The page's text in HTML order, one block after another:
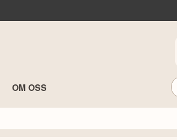
OM OSS